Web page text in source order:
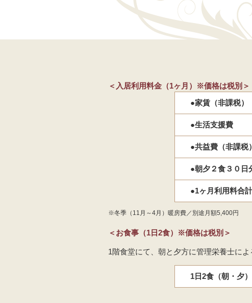
＜入居利用料金（1ヶ月）※価格は税別＞
●家賃（非課税）
●生活支援費
●共益費（非課税）
●朝夕２食３０日
●1ヶ月利用料合計
※冬季（11月～4月）暖房費／別途月額5,400円
＜お食事（1日2食）※価格は税別＞
1階食堂にて、朝と夕方に管理栄養士に
1日2食（朝・夕）